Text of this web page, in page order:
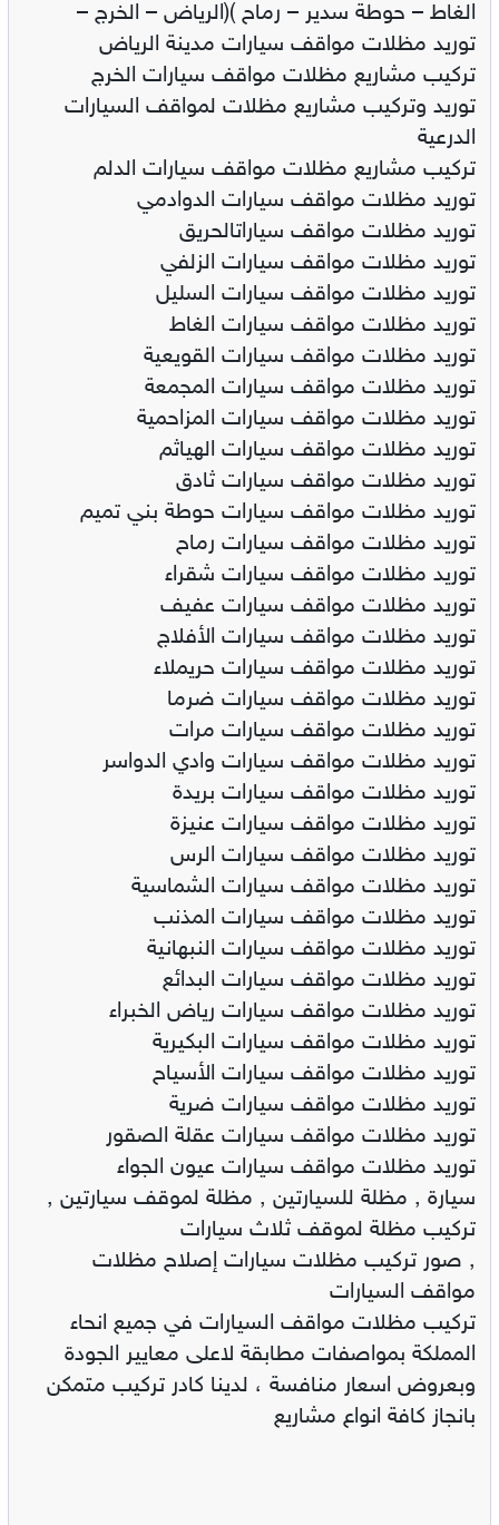
الغاط – حوطة سدير – رماح )(الرياض – الخرج –
توريد مظلات مواقف سيارات مدينة الرياض
تركيب مشاريع مظلات مواقف سيارات الخرج
توريد وتركيب مشاريع مظلات لمواقف السيارات
الدرعية
تركيب مشاريع مظلات مواقف سيارات الدلم
توريد مظلات مواقف سيارات الدوادمي
توريد مظلات مواقف سياراتالحريق
توريد مظلات مواقف سيارات الزلفي
توريد مظلات مواقف سيارات السليل
توريد مظلات مواقف سيارات الغاط
توريد مظلات مواقف سيارات القويعية
توريد مظلات مواقف سيارات المجمعة
توريد مظلات مواقف سيارات المزاحمية
توريد مظلات مواقف سيارات الهياثم
توريد مظلات مواقف سيارات ثادق
توريد مظلات مواقف سيارات حوطة بني تميم
توريد مظلات مواقف سيارات رماح
توريد مظلات مواقف سيارات شقراء
توريد مظلات مواقف سيارات عفيف
توريد مظلات مواقف سيارات الأفلاج
توريد مظلات مواقف سيارات حريملاء
توريد مظلات مواقف سيارات ضرما
توريد مظلات مواقف سيارات مرات
توريد مظلات مواقف سيارات وادي الدواسر
توريد مظلات مواقف سيارات بريدة
توريد مظلات مواقف سيارات عنيزة
توريد مظلات مواقف سيارات الرس
توريد مظلات مواقف سيارات الشماسية
توريد مظلات مواقف سيارات المذنب
توريد مظلات مواقف سيارات النبهانية
توريد مظلات مواقف سيارات البدائع
توريد مظلات مواقف سيارات رياض الخبراء
توريد مظلات مواقف سيارات البكيرية
توريد مظلات مواقف سيارات الأسياح
توريد مظلات مواقف سيارات ضرية
توريد مظلات مواقف سيارات عقلة الصقور
توريد مظلات مواقف سيارات عيون الجواء
سيارة , مظلة للسيارتين , مظلة لموقف سيارتين ,
تركيب مظلة لموقف ثلاث سيارات
, صور تركيب مظلات سيارات إصلاح مظلات
مواقف السيارات
تركيب مظلات مواقف السيارات في جميع انحاء
المملكة بمواصفات مطابقة لاعلى معايير الجودة
وبعروض اسعار منافسة ، لدينا كادر تركيب متمكن
بانجاز كافة انواع مشاريع